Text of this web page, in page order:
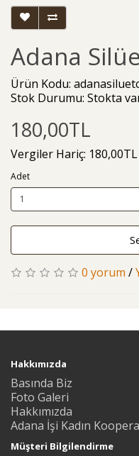
Adana
Ürün Kodu:
Stok Durumu: Stokta
180,00TL
Vergiler Hariç: 180,00TL
Adet
0 yorum /
Hakkımızda
Basında Biz
Foto Galeri
Hakkımızda
Adana İşi Kadın
Müşteri Bilgilendirme